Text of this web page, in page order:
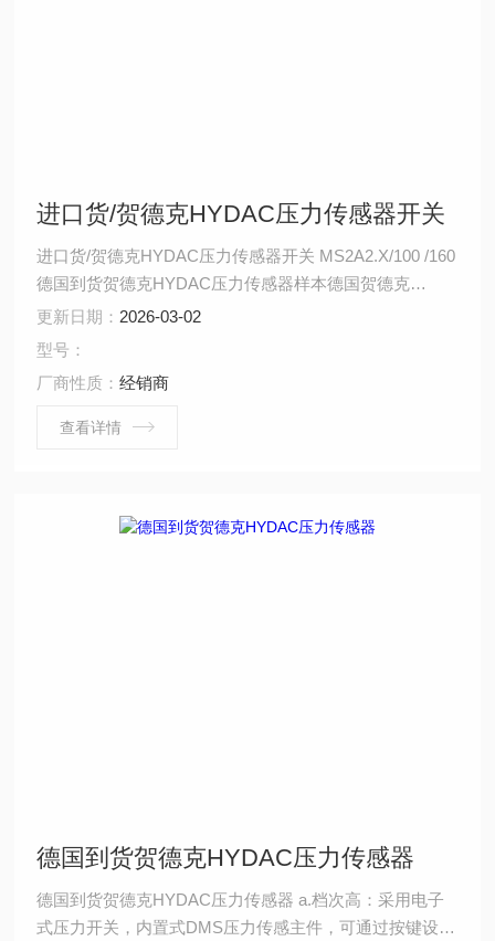
进口货/贺德克HYDAC压力传感器开关
进口货/贺德克HYDAC压力传感器开关 MS2A2.X/100 /160
德国到货贺德克HYDAC压力传感器样本德国贺德克
（HYDAC Technology GmbH）拥有40多年自动化经验，
专业生产用于流体过滤技术、液压控制技术、电子测量技
阀、电子产品、管夹、电磁铁、液压系统总成等产品的液
压件制造商。 HYDAC压力
更新日期： 2026-03-02
型号：
厂商性质：经销商
查看详情
德国到货贺德克HYDAC压力传感器
德国到货贺德克HYDAC压力传感器 a.档次高：采用电子
式压力开关，内置式DMS压力传感主件，可通过按键设